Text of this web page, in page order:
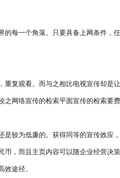
每一个角落。只要具备上网条件，
复观看。而与之相比电视宣传却是
网络宣传的检索平面宣传的检索要费
较为低廉的。获得同等的宣传效应
，而且主页内容可以随企业经营决
途径。